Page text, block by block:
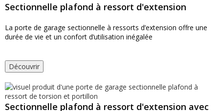
Sectionnelle plafond à ressort d'extension
La porte de garage sectionnelle à ressorts d’extension offre une
durée de vie et un confort d’utilisation inégalée
Découvrir
Sectionnelle plafond à ressort d'extension avec